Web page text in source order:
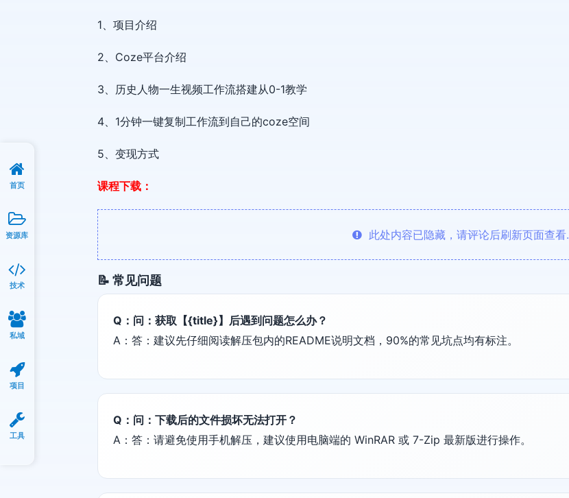
1、项目介绍
2、Coze平台介绍
3、历史人物一生视频工作流搭建从0-1教学
4、1分钟一键复制工作流到自己的coze空间
5、变现方式
课程下载：
此处内容已隐藏，请评论后刷新页面查看.
📝 常见问题
Q：问：获取【{title}】后遇到问题怎么办？
A：答：建议先仔细阅读解压包内的README说明文档，90%的常见坑点均有标注。
Q：问：下载后的文件损坏无法打开？
A：答：请避免使用手机解压，建议使用电脑端的 WinRAR 或 7-Zip 最新版进行操作。
首页
资源库
技术
私域
项目
工具